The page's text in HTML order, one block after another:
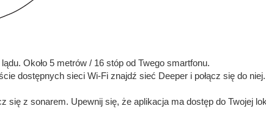
Około 5 metrów / 16 stóp od Twego smartfonu.
dostępnych sieci Wi-Fi znajdź sieć Deeper i połącz się do
się z sonarem. Upewnij się, że aplikacja ma dostęp do Twojej